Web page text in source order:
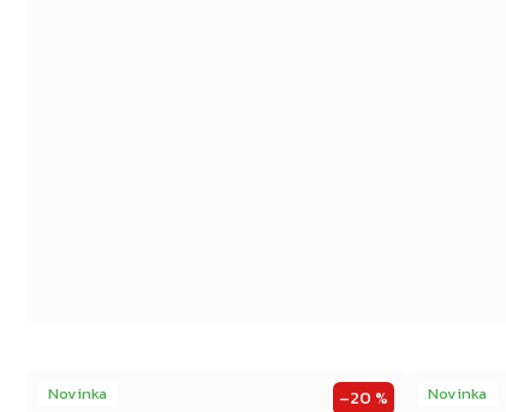
Novinka –20 % Novinka